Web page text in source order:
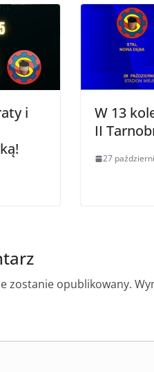
i
W 13
II
27
zostanie opublikowany.